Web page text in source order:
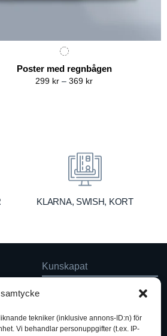
tekniker (inklusive annons-ID:n) för
Vi behandlar personuppgifter (t.ex. IP-
Poster med regnbågen
299 kr – 369 krPrice
KLARNA, SWISH, KORT
Kunskapat
skapar vi design som
förmedlar kunskap till en ny